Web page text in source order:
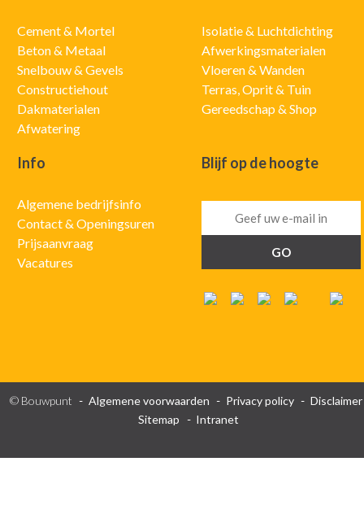
Cement & Mortel
Beton & Metaal
Snelbouw & Gevels
Constructiehout
Dakmaterialen
Afwatering
Isolatie & Luchtdichting
Afwerkingsmaterialen
Vloeren & Wanden
Terras, Oprit & Tuin
Gereedschap & Shop
Info
Algemene bedrijfsinfo
Contact & Openingsuren
Prijsaanvraag
Vacatures
Blijf op de hoogte
© Bouwpunt Algemene voorwaarden Privacy policy
Disclaimer
Sitemap
Intranet